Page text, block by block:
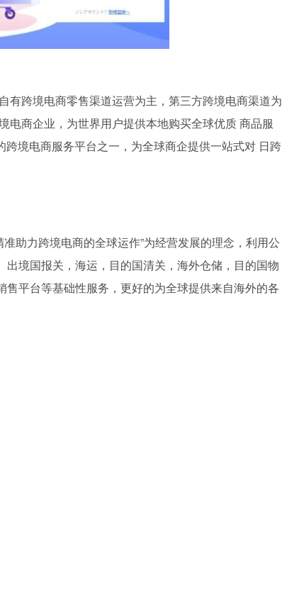
有跨境电商零售渠道运营为主，第三方跨境电商渠道为
商企业，为世界用户提供本地购买全球优质 商品服
境电商服务平台之一，为全球商企提供一站式对 日跨
助力跨境电商的全球运作”为经营发展的理念，利用公
境国报关，海运，目的国清关，海外仓储，目的国物
平台等基础性服务，更好的为全球提供来自海外的各